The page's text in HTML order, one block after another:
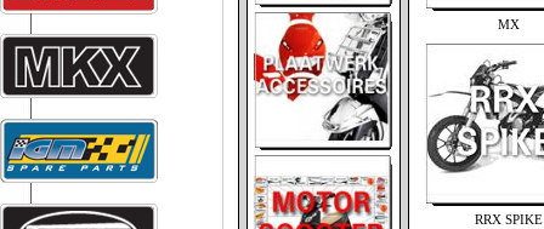
MX
RRX SPIKE